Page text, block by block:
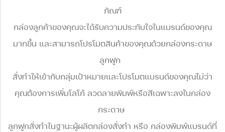
ภัณฑ์
กล่องลูกค้าของคุณจะได้รับความประทับใจในแบรนด์ของคุณ
มากขึ้น และสามารถโปรโมตสินค้าของคุณด้วยกล่องกระดาษ
ลูกฟูก
สั่งทำให้เข้ากับกลุ่มเป้าหมายและโปรโมตแบรนด์ของคุณไม่ว่า
คุณต้องการเพิ่มโลโก้ ลวดลายพิมพ์หรือสีเฉพาะลงในกล่อง
กระดาษ
ลูกฟูกสั่งทำในฐานะผู้ผลิตกล่องสั่งทำ หรือ กล่องพิมพ์แบรนด์ที่